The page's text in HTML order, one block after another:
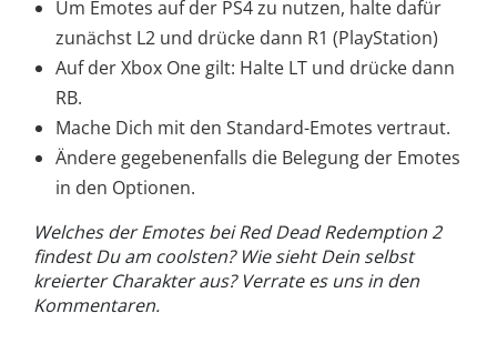
Um Emotes auf der PS4 zu nutzen, halte dafür
zunächst L2 und drücke dann R1 (PlayStation)
Auf der Xbox One gilt: Halte LT und drücke dann
RB.
Mache Dich mit den Standard-Emotes vertraut.
Ändere gegebenenfalls die Belegung der Emotes
in den Optionen.
Welches der Emotes bei Red Dead Redemption 2
findest Du am coolsten? Wie sieht Dein selbst
kreierter Charakter aus? Verrate es uns in den
Kommentaren.